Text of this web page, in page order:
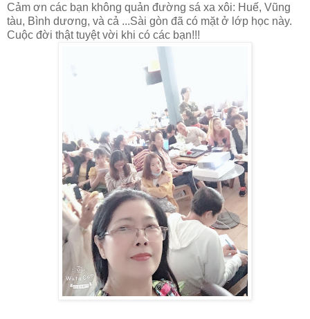
Cảm ơn các bạn không quản đường sá xa xôi: Huế, Vũng
tàu, Bình dương, và cả ...Sài gòn đã có mặt ở lớp học này.
Cuộc đời thật tuyệt vời khi có các bạn!!!